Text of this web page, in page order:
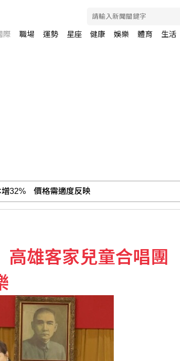
際 職場 運勢 星座 健康 娛樂 體育 生活
3季營收下滑
跌
32% 價格需適度反映
雄客家兒童合唱團